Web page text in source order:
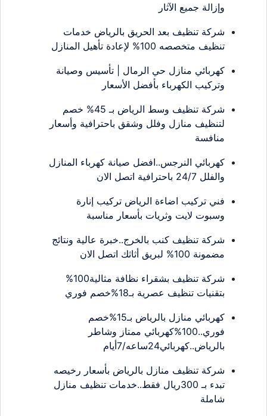
وإزالة جميع الآثار
شركة تنظيف بعد الحريق بالرياض خدمات
تنظيف متخصصه 100% لإعادة تأهيل المنازل
كهربائي منازل حي الرمال | تأسيس وصيانة
وتركيب الكهرباء بأفضل الأسعار
شركة تنظيف وسط الرياض بـ 45% خصم
لتنظيف منازل وفلل وشقق باحترافية وأسعار
منافسة
كهربائي النرجس..افضل صيانة كهرباء المنازل
والفلل 24/7 باحترافية اتصل الان
فني تركيب اضاءة الرياض تركيب إنارة
وسبوت لايت وثريات بأسعار مناسبة
شركة تنظيف كنب بالخرج..خبرة عالية ونتائج
مضمونة 100% لبريق أثاثك اتصل الان
شركة تنظيف بشقراء نظافة مثالية100%
بتقنيات تنظيف عصرية بـ18%خصم فوري
كهربائي منازل بالرياض بـ15%خصم
فوري..100%كهربائي ممتاز وشاطر
بالرياض..كهربائي24ساعه/7أيام
شركة تنظيف منازل بالرياض بأسعار رخيصه
تبدء بـ 300ريال فقط..خدمات تنظيف منازل
شاملة